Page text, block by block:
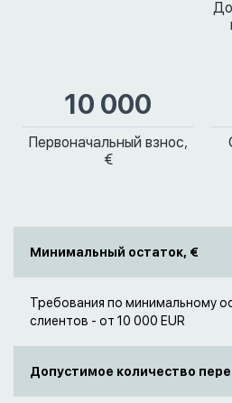
10 000
Первоначальный взнос,
€
Минимальный остаток, €
Требования по минимальному
слиентов - от 10 000 EUR
Допустимое количество